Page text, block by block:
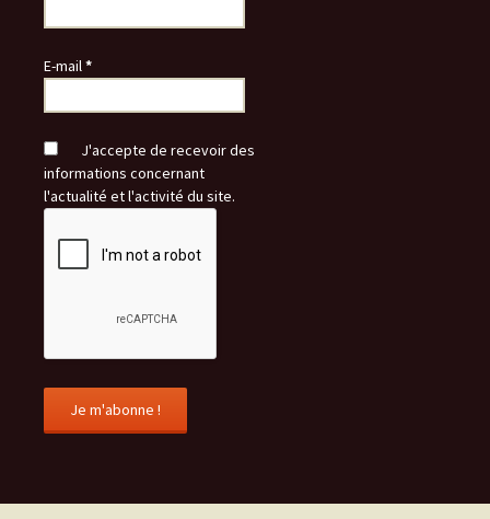
E-mail*
J'accepte de recevoir des
informations concernant
l'actualité et l'activité du site.